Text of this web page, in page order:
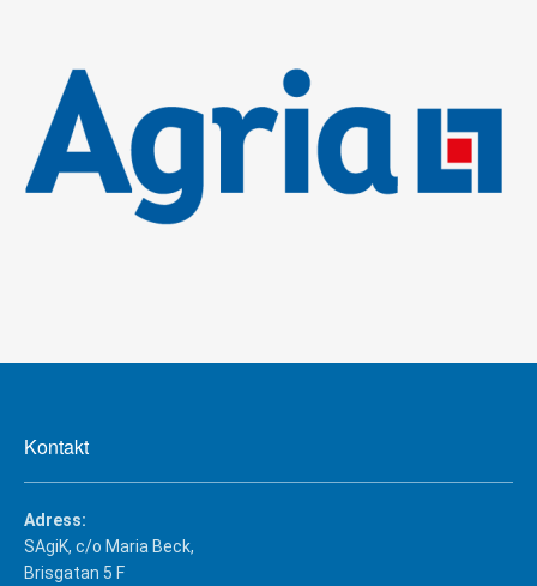
Kontakt
Adress:
SAgiK, c/o Maria Beck,
Brisgatan 5 F